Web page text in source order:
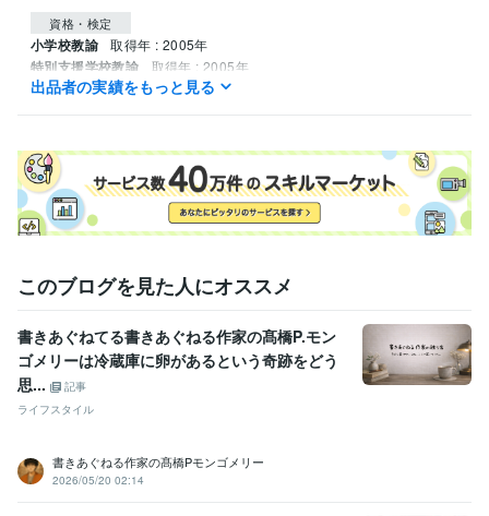
資格・検定
小学校教諭 取得年 : 2005年
特別支援学校教諭 取得年 : 2005年
幼稚園教諭 取得年 : 2005年
司書教諭
出品者の実績をもっと見る
このブログを見た人にオススメ
書きあぐねてる書きあぐねる作家の髙橋P.モン
ゴメリーは冷蔵庫に卵があるという奇跡をどう
思...
記事
ライフスタイル
書きあぐねる作家の髙橋Pモンゴメリー
2026/05/20 02:14